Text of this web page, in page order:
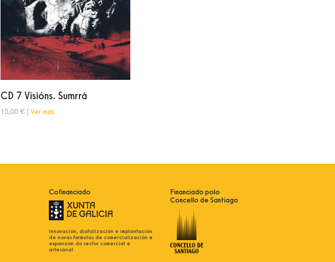
CD 7 Visións. Sumrrá
15,00 € | Ver más
Cofinanciado
Innovación, dixitalización e implantación
de novas fórmulas de comercialización e
expansión do sector comercial e
artesanal
Financiado polo
Concello de Santiago